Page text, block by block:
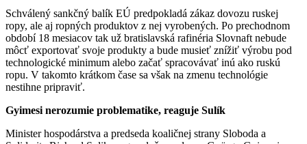
Schválený sankčný balík EÚ predpokladá zákaz dovozu ruskej
ropy, ale aj ropných produktov z nej vyrobených. Po prechodnom
období 18 mesiacov tak už bratislavská rafinéria Slovnaft nebude
môcť exportovať svoje produkty a bude musieť znížiť výrobu pod
technologické minimum alebo začať spracovávať inú ako ruskú
ropu. V takomto krátkom čase sa však na zmenu technológie
nestihne pripraviť.
Gyimesi nerozumie problematike, reaguje Sulík
Minister hospodárstva a predseda koaličnej strany Sloboda a